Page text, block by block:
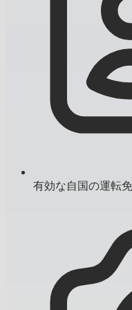
有効な自国の運転